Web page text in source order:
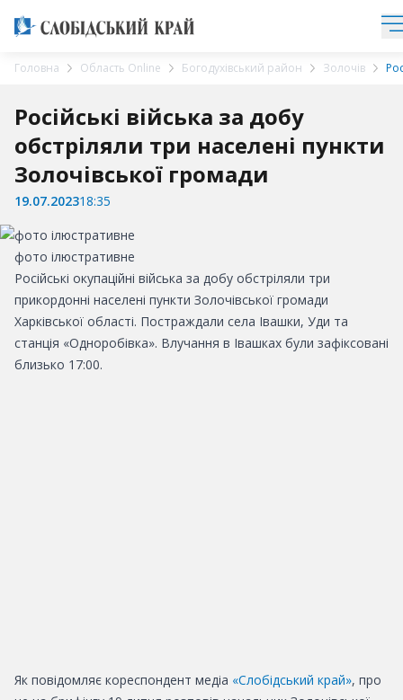
Головна Область Online Богодухівський район Золочів
Російські війська за добу
обстріляли три населені пункти
Золочівської громади
19.07.202318:35
фото ілюстративне
Російські окупаційні війська за добу обстріляли три
прикордонні населені пункти Золочівської громади
Харківської області. Постраждали села Івашки, Уди та
станція «Одноробівка». Влучання в Івашках були зафіксовані
близько 17:00.
Як повідомляє кореспондент медіа «Слобідський край», про